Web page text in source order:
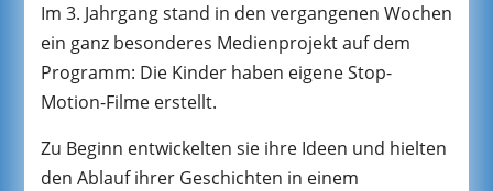
Im 3. Jahrgang stand in den vergangenen Wochen
ein ganz besonderes Medienprojekt auf dem
Programm: Die Kinder haben eigene Stop-
Motion-Filme erstellt.
Zu Beginn entwickelten sie ihre Ideen und hielten
den Ablauf ihrer Geschichten in einem